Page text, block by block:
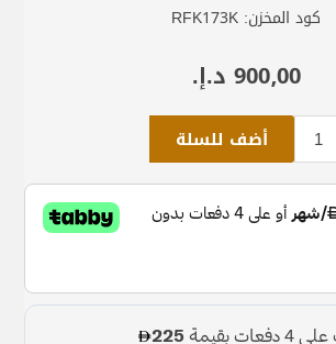
كود المخزن: RFK173K
900٫00 د.إ.‏
أضف للسلة